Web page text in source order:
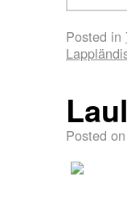
Posted in
Posted on